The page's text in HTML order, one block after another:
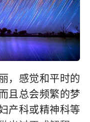
，感觉和平时的
且总会频繁的梦
产科或精神科等